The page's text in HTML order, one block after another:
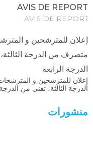
AVIS DE REPORT
AVIS DE REPORT
إعلان للمترشحين و
متصرف من الدرجة
الدرجة الرابعة
إعلان للمترشحين و
الدرجة الثالثة، تقني من
منشورات